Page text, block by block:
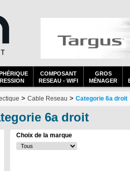
COMPOSANT
RESEAU - WIFI
GROS
MÉNAGER
> Cable Reseau > Categorie 6a droit
6a droit
Choix de la marque